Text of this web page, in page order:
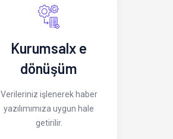
Kurumsalx e
dönüşüm
Verileriniz işlenerek haber
yazılımımıza uygun hale
getirilir.